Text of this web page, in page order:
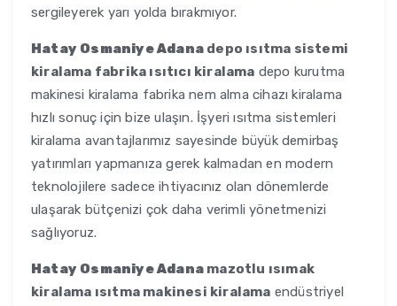
sergileyerek yarı yolda bırakmıyor.
Hatay Osmaniye Adana depo ısıtma sistemi
kiralama fabrika ısıtıcı kiralama depo kurutma
makinesi kiralama fabrika nem alma cihazı kiralama
hızlı sonuç için bize ulaşın. İşyeri ısıtma sistemleri
kiralama avantajlarımız sayesinde büyük demirbaş
yatırımları yapmanıza gerek kalmadan en modern
teknolojilere sadece ihtiyacınız olan dönemlerde
ulaşarak bütçenizi çok daha verimli yönetmenizi
sağlıyoruz.
Hatay Osmaniye Adana mazotlu ısımak
kiralama ısıtma makinesi kiralama endüstriyel